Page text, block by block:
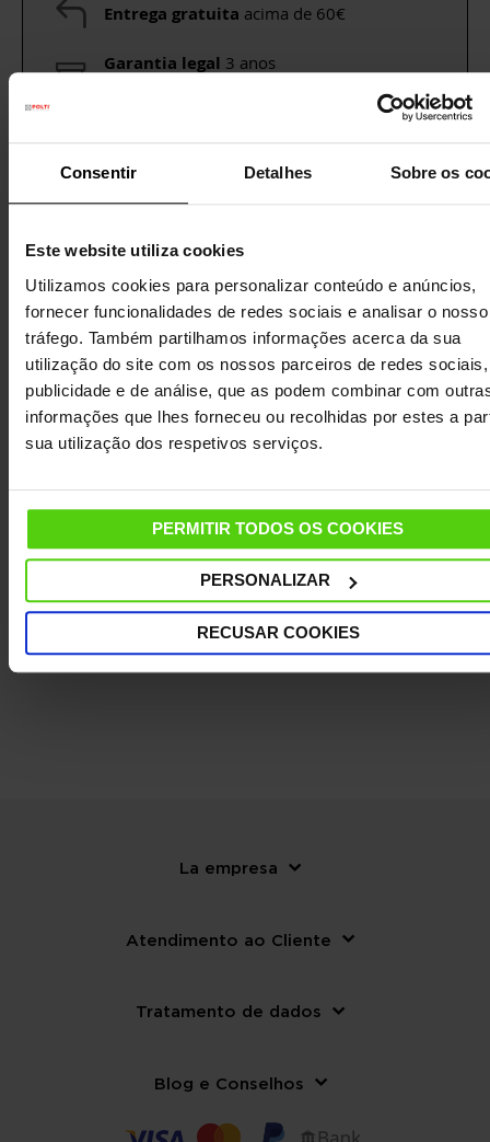
Consentir Detalhes Sobre os
Este website utiliza cookies
Utilizamos cookies para personalizar conteúdo e anúncios,
fornecer funcionalidades de redes sociais e analisar o nosso
tráfego. Também partilhamos informações acerca da sua
utilização do site com os nossos parceiros de redes
publicidade e de análise, que as podem combinar com
informações que lhes forneceu ou recolhidas por estes a
sua utilização dos respetivos serviços.
PERMITIR TODOS OS COOKIES
PERSONALIZAR
RECUSAR COOKIES
Entrega gratuita acima de 60€
Garantia legal 3 anos
deServiço de Apoio ao Cliente
DETALHES
CARACTERÍSTICAS
DADOS TÉCNICOS
MANUAL DE INSTRUÇÕES
FAQ-PERGUNTAS FREQUENTES
OUTRAS INFORMAÇÕES ÚTEIS
La empresa
Atendimento ao Cliente
Tratamento de dados
Blog e Conselhos